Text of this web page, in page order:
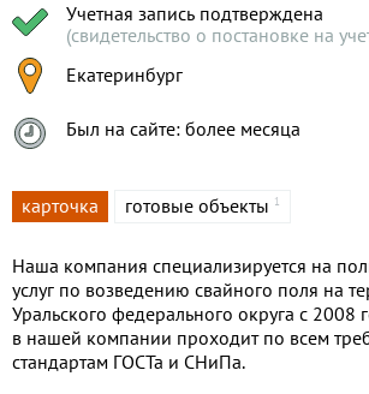
Учетная запись подтверждена
(свидетельство о постановке на
Екатеринбург
Был на сайте: более месяца
карточка готовые объекты 1
Наша компания специализируется на
услуг по возведению свайного поля на
Уральского федерального округа с 2008
в нашей компании проходит по всем
стандартам ГОСТа и СНиПа.